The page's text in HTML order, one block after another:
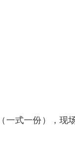
一式一份），现